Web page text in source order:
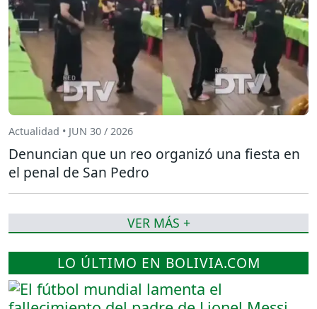
LO ÚLTIMO EN BOLIVIA.COM
Actualidad • JUN 30 / 2026
Denuncian que un reo organizó una fiesta en
el penal de San Pedro
VER MÁS +